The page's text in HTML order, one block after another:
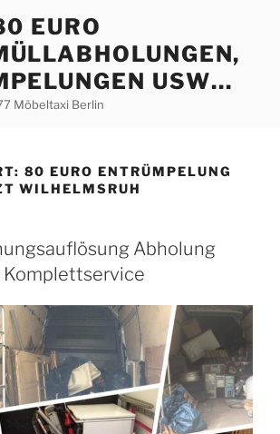
EURO
USW…
Möbeltaxi Berlin
80 EURO ENTRÜMPELUNG
WILHELMSRUH
Abholung
Komplettservice